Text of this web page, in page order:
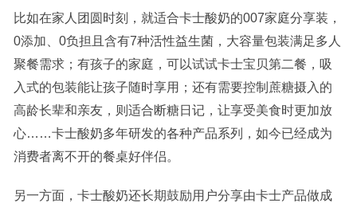
比如在家人团圆时刻，就适合卡士酸奶的007家庭分享装，
0添加、0负担且含有7种活性益生菌，大容量包装满足多人
聚餐需求；有孩子的家庭，可以试试卡士宝贝第二餐，吸
入式的包装能让孩子随时享用；还有需要控制蔗糖摄入的
高龄长辈和亲友，则适合断糖日记，让享受美食时更加放
心……卡士酸奶多年研发的各种产品系列，如今已经成为
消费者离不开的餐桌好伴侣。
另一方面，卡士酸奶还长期鼓励用户分享由卡士产品做成